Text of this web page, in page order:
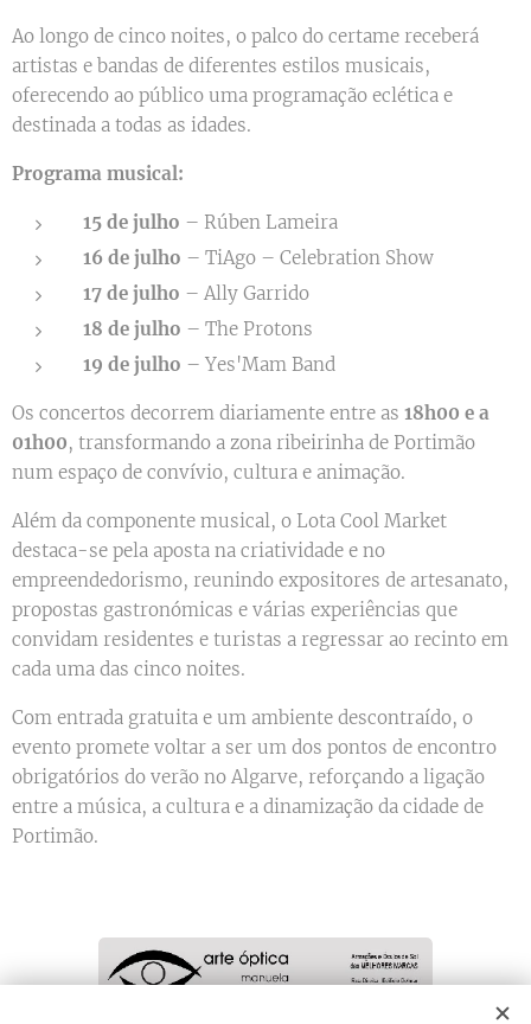
Ao longo de cinco noites, o palco do certame receberá
artistas e bandas de diferentes estilos musicais,
oferecendo ao público uma programação eclética e
destinada a todas as idades.
Programa musical:
15 de julho – Rúben Lameira
16 de julho – TiAgo – Celebration Show
17 de julho – Ally Garrido
18 de julho – The Protons
19 de julho – Yes'Mam Band
Os concertos decorrem diariamente entre as 18h00 e a
01h00, transformando a zona ribeirinha de Portimão
num espaço de convívio, cultura e animação.
Além da componente musical, o Lota Cool Market
destaca-se pela aposta na criatividade e no
empreendedorismo, reunindo expositores de artesanato,
propostas gastronómicas e várias experiências que
convidam residentes e turistas a regressar ao recinto em
cada uma das cinco noites.
Com entrada gratuita e um ambiente descontraído, o
evento promete voltar a ser um dos pontos de encontro
obrigatórios do verão no Algarve, reforçando a ligação
entre a música, a cultura e a dinamização da cidade de
Portimão.